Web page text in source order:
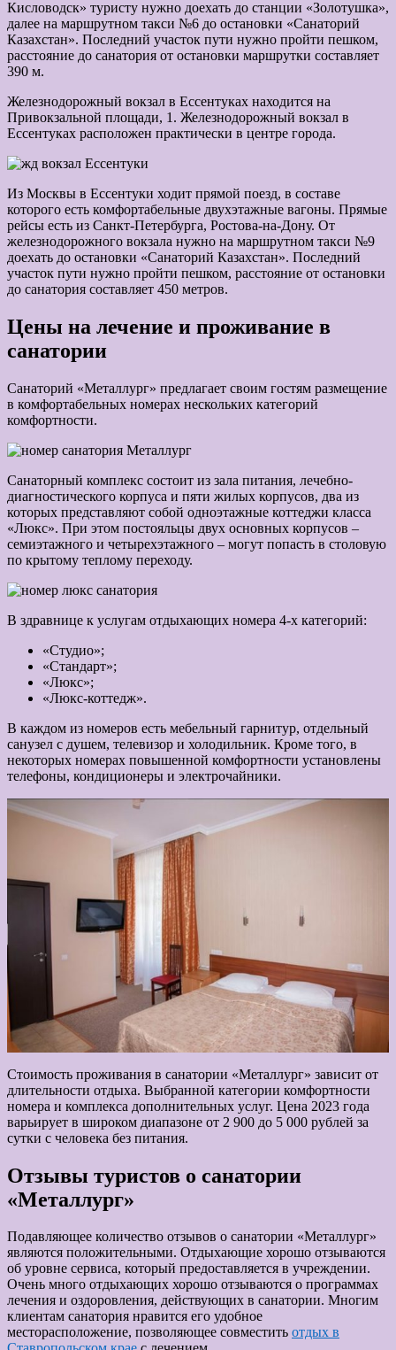
Кисловодск» туристу нужно доехать до станции «Золотушка»,
далее на маршрутном такси №6 до остановки «Санаторий
Казахстан». Последний участок пути нужно пройти пешком,
расстояние до санатория от остановки маршрутки составляет
390 м.
Железнодорожный вокзал в Ессентуках находится на
Привокзальной площади, 1. Железнодорожный вокзал в
Ессентуках расположен практически в центре города.
Из Москвы в Ессентуки ходит прямой поезд, в составе
которого есть комфортабельные двухэтажные вагоны. Прямые
рейсы есть из Санкт-Петербурга, Ростова-на-Дону. От
железнодорожного вокзала нужно на маршрутном такси №9
доехать до остановки «Санаторий Казахстан». Последний
участок пути нужно пройти пешком, расстояние от остановки
до санатория составляет 450 метров.
Цены на лечение и проживание в
санатории
Санаторий «Металлург» предлагает своим гостям размещение
в комфортабельных номерах нескольких категорий
комфортности.
Санаторный комплекс состоит из зала питания, лечебно-
диагностического корпуса и пяти жилых корпусов, два из
которых представляют собой одноэтажные коттеджи класса
«Люкс». При этом постояльцы двух основных корпусов ‒
семиэтажного и четырехэтажного ‒ могут попасть в столовую
по крытому теплому переходу.
В здравнице к услугам отдыхающих номера 4-х категорий:
«Студио»;
«Стандарт»;
«Люкс»;
«Люкс-коттедж».
В каждом из номеров есть мебельный гарнитур, отдельный
санузел с душем, телевизор и холодильник. Кроме того, в
некоторых номерах повышенной комфортности установлены
телефоны, кондиционеры и электрочайники.
Стоимость проживания в санатории «Металлург» зависит от
длительности отдыха. Выбранной категории комфортности
номера и комплекса дополнительных услуг. Цена 2023 года
варьирует в широком диапазоне от 2 900 до 5 000 рублей за
сутки с человека без питания.
Отзывы туристов о санатории
«Металлург»
Подавляющее количество отзывов о санатории «Металлург»
являются положительными. Отдыхающие хорошо отзываются
об уровне сервиса, который предоставляется в учреждении.
Очень много отдыхающих хорошо отзываются о программах
лечения и оздоровления, действующих в санатории. Многим
клиентам санатория нравится его удобное
месторасположение, позволяющее совместить отдых в